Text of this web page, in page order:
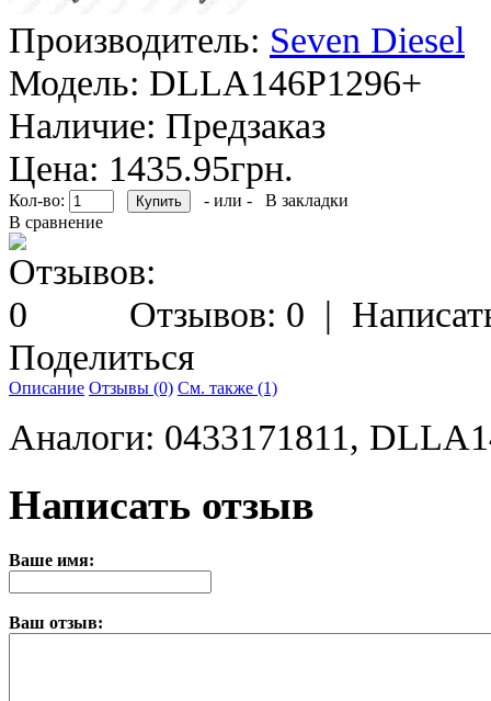
Производитель: Seven Diesel
Модель: DLLA146P1296+
Наличие: Предзаказ
Цена: 1435.95грн.
Кол-во: - или -
В закладки
В сравнение
Отзывов: 0 |
Поделиться
Описание Отзывы (0) См. также (1)
Аналоги: 0433171811,
Написать отзыв
Ваше имя:
Ваш отзыв: